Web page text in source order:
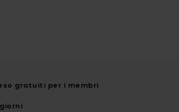
gratuiti per i membri